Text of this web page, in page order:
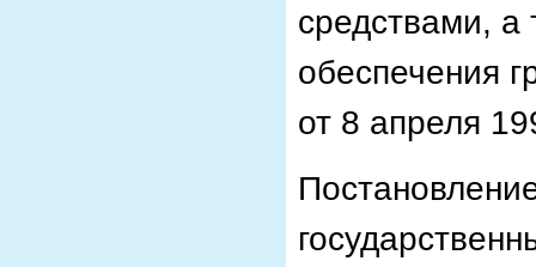
средствами, а
обеспечения
от 8 апреля